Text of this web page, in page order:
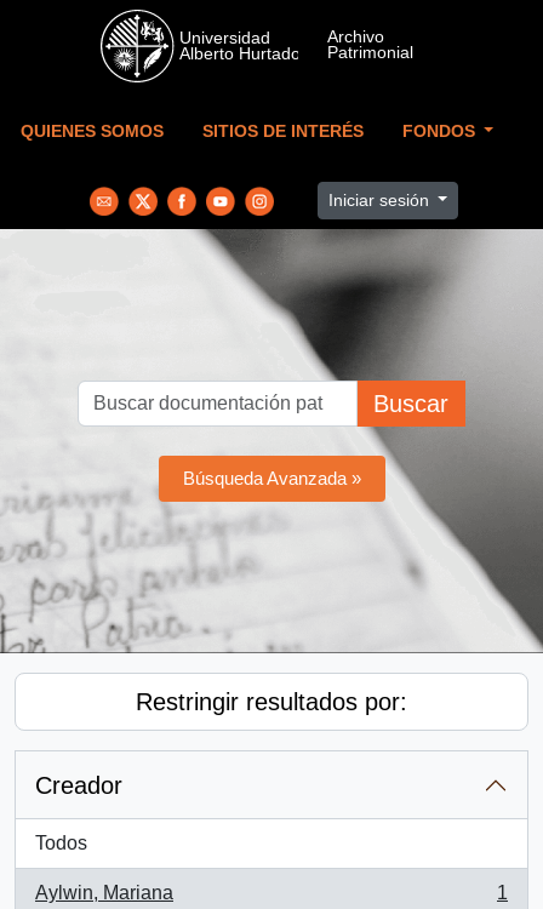
Skip to main content
QUIENES SOMOS SITIOS DE INTERÉS FONDOS
Iniciar sesión
Buscar
Búsqueda Avanzada »
Restringir resultados por:
Creador
Todos
Aylwin, Mariana 1